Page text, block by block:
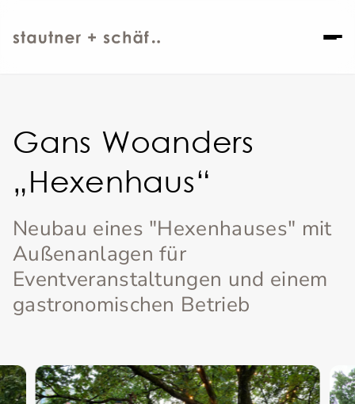
Gans Woanders
„Hexenhaus“
Neubau eines "Hexenhauses" mit
Außenanlagen für
Eventveranstaltungen und einem
gastronomischen Betrieb